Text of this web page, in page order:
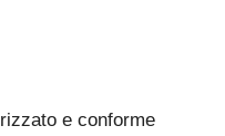
e conforme